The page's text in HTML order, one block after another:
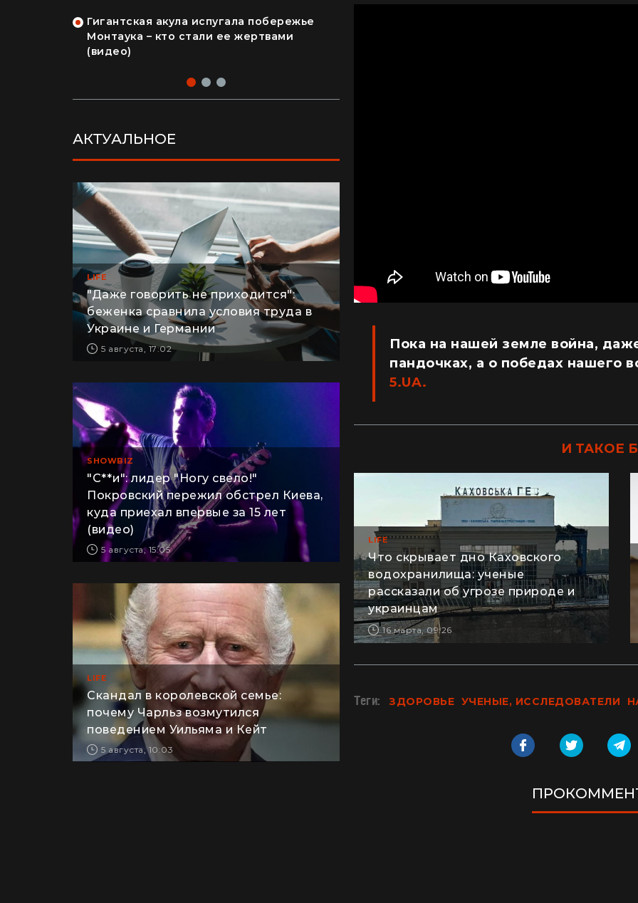
Гигантская акула испугала побережье
Монтаука – кто стали ее жертвами
(видео)
АКТУАЛЬНОЕ
LIFE
"Даже говорить не приходится":
беженка сравнила условия труда в
Украине и Германии
5 августа, 17:02
SHOWBIZ
"С**и": лидер "Ногу свело!"
Покровский пережил обстрел Киева,
куда приехал впервые за 15 лет
(видео)
5 августа, 15:05
LIFE
Скандал в королевской семье:
почему Чарльз возмутился
поведением Уильяма и Кейт
5 августа, 10:03
Пока на нашей земле война,
пандочках, а о победах нашего
5.UA.
И ТАКОЕ
LIFE
Что скрывает дно Каховского
водохранилища: ученые
рассказали об угрозе природе и
украинцам
16 марта, 09:26
Теги: ЗДОРОВЬЕ УЧЕНЫЕ, ИССЛЕДОВАТЕЛИ